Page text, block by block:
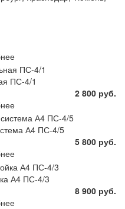
ПС-4/1
2 800 руб.
А4 ПС-4/5
5 800 руб.
А4 ПС-4/3
8 900 руб.